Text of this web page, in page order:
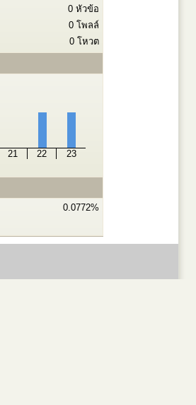
0 หัวข้อ
0 โพลล์
0 โหวต
21 22
23
0.0772%